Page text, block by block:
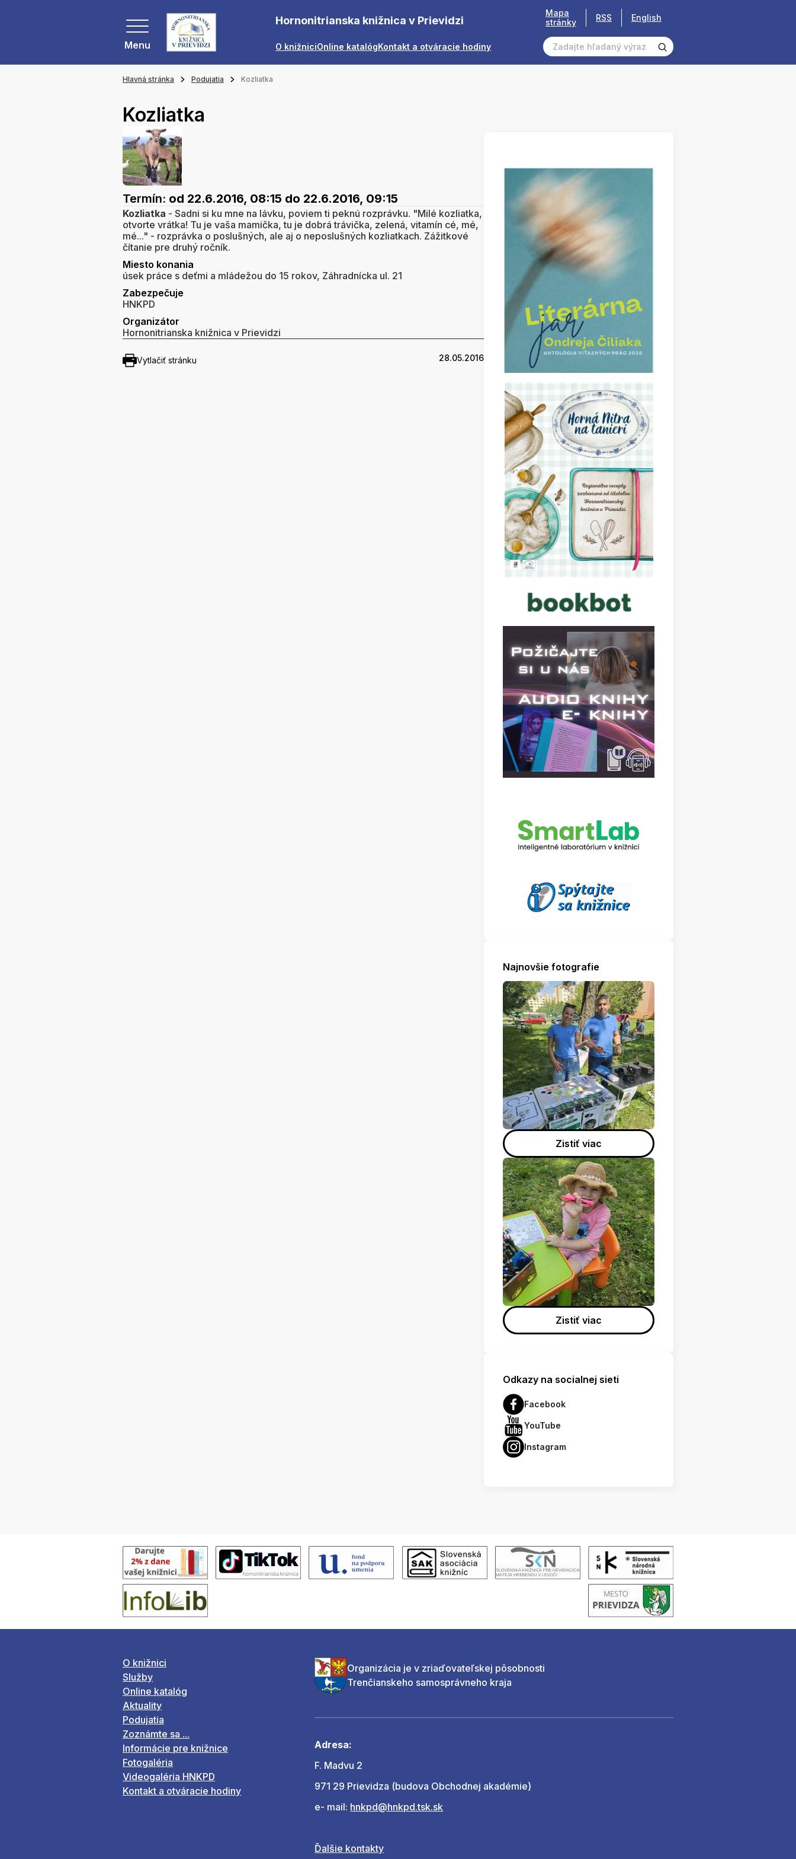
Menu
Hornonitrianska knižnica v Prievidzi
O knižniciOnline katalógKontakt a otváracie hodiny
Mapa
stránky
RSS English
Hlavná stránka Podujatia Kozliatka
Kozliatka
Termín: od 22.6.2016, 08:15 do 22.6.2016, 09:15
Kozliatka - Sadni si ku mne na lávku, poviem ti peknú rozprávku. "Milé kozliatka,
otvorte vrátka! Tu je vaša mamička, tu je dobrá trávička, zelená, vitamín cé, mé,
mé..." - rozprávka o poslušných, ale aj o neposlušných kozliatkach. Zážitkové
čítanie pre druhý ročník.
Miesto konania
úsek práce s deťmi a mládežou do 15 rokov, Záhradnícka ul. 21
Zabezpečuje
HNKPD
Organizátor
Hornonitrianska knižnica v Prievidzi
Vytlačiť stránku 28.05.2016
Najnovšie fotografie
Zistiť viac
Zistiť viac
Odkazy na socialnej sieti
Facebook
YouTube
Instagram
O knižnici
Služby
Online katalóg
Aktuality
Podujatia
Zoznámte sa ...
Informácie pre knižnice
Fotogaléria
Videogaléria HNKPD
Kontakt a otváracie hodiny
Organizácia je v zriaďovateľskej pôsobnosti
Trenčianskeho samosprávneho kraja
Adresa:
F. Madvu 2
971 29 Prievidza (budova Obchodnej akadémie)
e- mail: hnkpd@hnkpd.tsk.sk
Ďalšie kontakty